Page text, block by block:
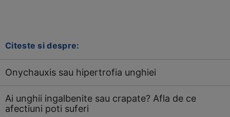
Citeste si despre:
Onychauxis sau hipertrofia unghiei
Ai unghii ingalbenite sau crapate? Afla de ce
afectiuni poti suferi